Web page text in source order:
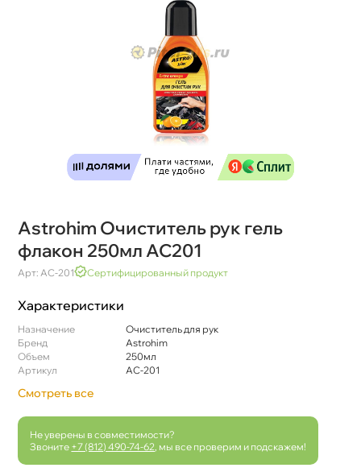
Astrohim Очиститель рук гель
флакон 250мл AC201
Арт: AC-201 Сертифицированный продукт
Характеристики
Назначение
Очиститель для рук
Бренд
Astrohim
Объем
250мл
Артикул
AC-201
Смотреть все
Не уверены в совместимости?
Звоните +7 (812) 490-74-62 , мы все проверим и подскажем!